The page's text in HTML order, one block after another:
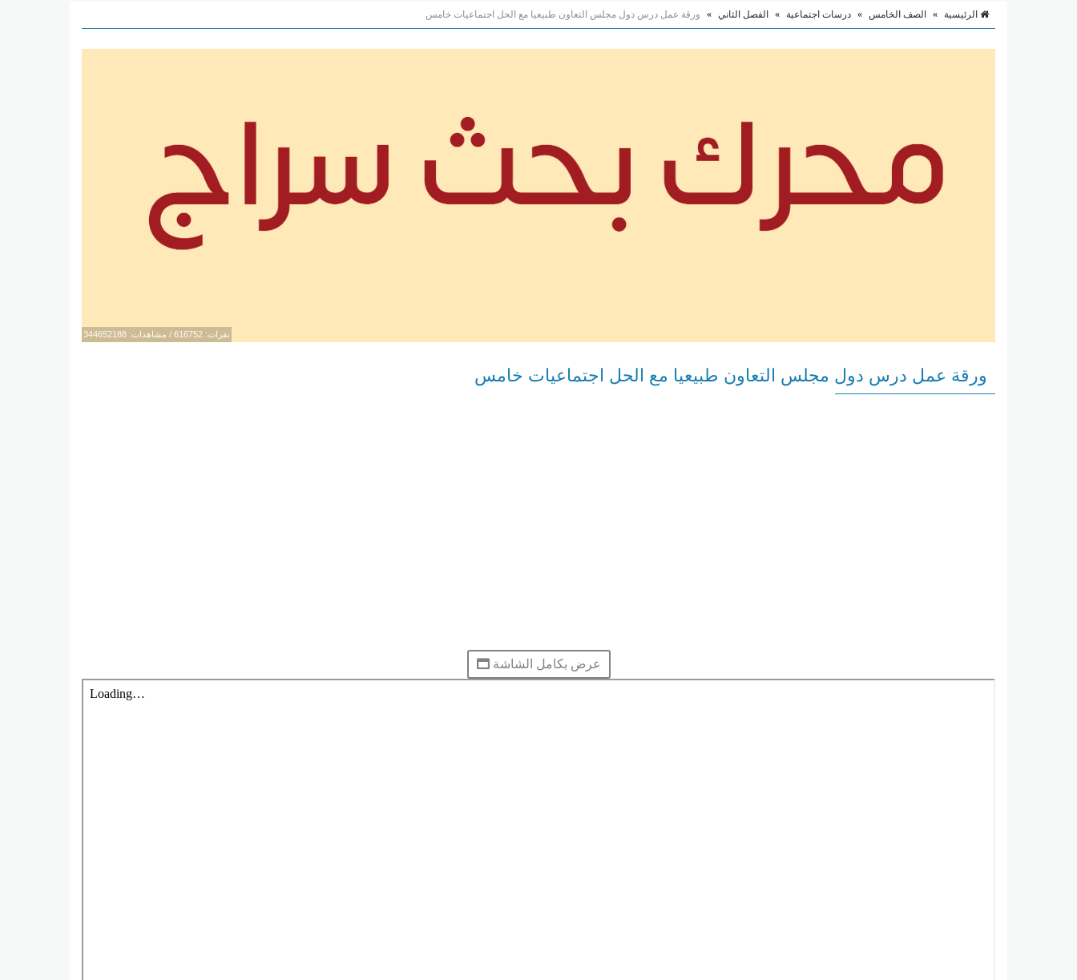
الرئيسية » الصف الخامس » درسات اجتماعية » الفصل الثاني » ورقة عمل درس دول مجلس التعاون طبيعيا مع الحل اجتماعيات خامس
نقرات: 616752 / مشاهدات: 344652188
ورقة عمل درس دول مجلس التعاون طبيعيا مع الحل اجتماعيات خامس
عرض بكامل الشاشة